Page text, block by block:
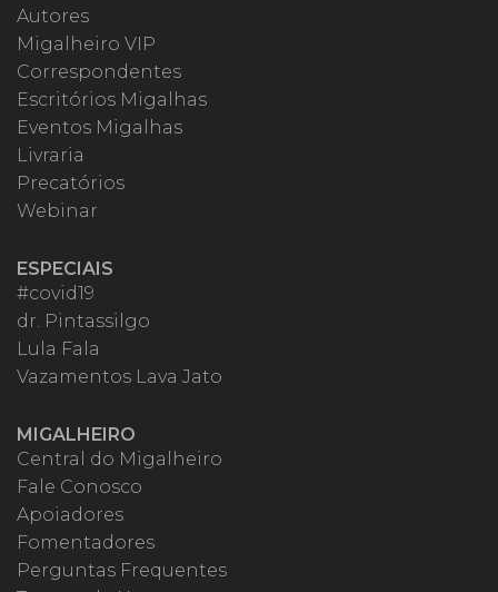
Autores
Migalheiro VIP
Correspondentes
Escritórios Migalhas
Eventos Migalhas
Livraria
Precatórios
Webinar
ESPECIAIS
#covid19
dr. Pintassilgo
Lula Fala
Vazamentos Lava Jato
MIGALHEIRO
Central do Migalheiro
Fale Conosco
Apoiadores
Fomentadores
Perguntas Frequentes